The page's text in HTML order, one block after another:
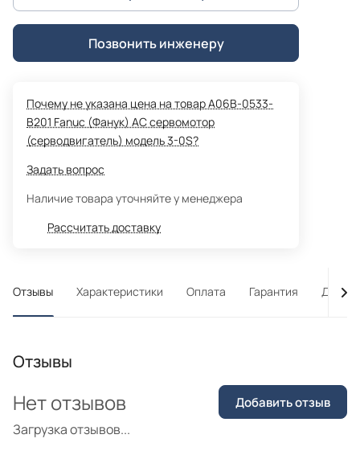
Позвонить инженеру
Почему не указана цена на товар A06B-0533-
B201 Fanuc (Фанук) AC сервомотор
(серводвигатель) модель 3-0S?
Задать вопрос
Наличие товара уточняйте у менеджера
Рассчитать доставку
Отзывы Характеристики Оплата Гарантия
Отзывы
Загрузка отзывов...
Нет отзывов Добавить отзыв